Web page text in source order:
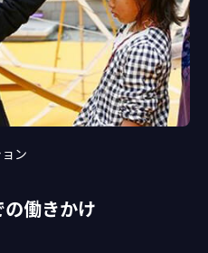
ン
働きかけ